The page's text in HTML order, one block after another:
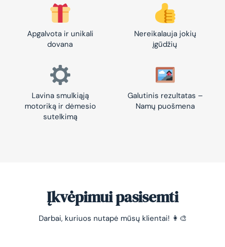
Apgalvota ir unikali
dovana
Nereikalauja jokių
įgūdžių
Lavina smulkiąją
motoriką ir dėmesio
sutelkimą
Galutinis rezultatas –
Namų puošmena
Įkvėpimui pasisemti
Darbai, kuriuos nutapė mūsų klientai! 👩‍🎨